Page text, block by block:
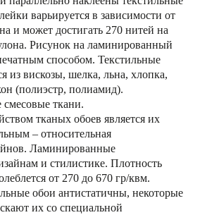
варьируется в зависимости от
и может достигать 270 нитей на
Рисунок на ламинированный
способом. Текстильные
из вискозы, шелка, льна, хлопка,
(полиэстр, полиамид).
ткани.
тканых обоев является их
– относительная
Ламинированные
и стилистике. Плотность
от 270 до 670 гр/квм.
обои антистатичны, некоторые
их со специальной